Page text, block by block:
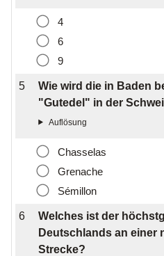
4
6
9
5
Wie wird die in Baden
"Gutedel" in der
Chasselas
Grenache
Sémillon
6
Welches ist der
Deutschlands an einer
Strecke?